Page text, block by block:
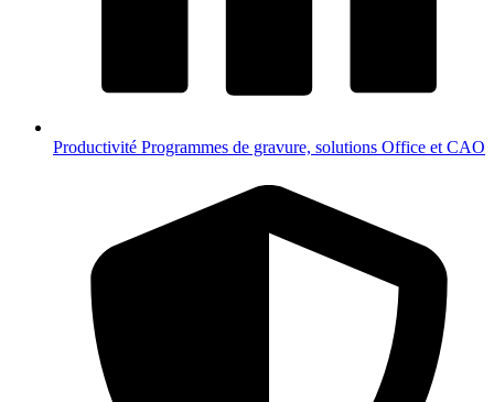
Productivité Programmes de gravure, solutions Office et CAO